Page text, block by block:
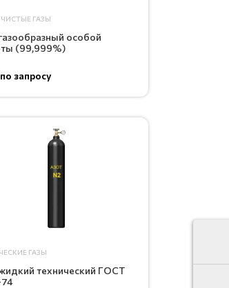
ГАЗЫ
особой
(99,999%)
запросу
ГАЗЫ
технический ГОСТ